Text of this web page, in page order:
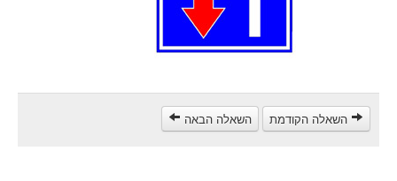
مركبة شحن خفيف (C1)
مركبة شحن ثقيل (C)
קורס תאוריה
השאלה הקודמת השאלה הבאה